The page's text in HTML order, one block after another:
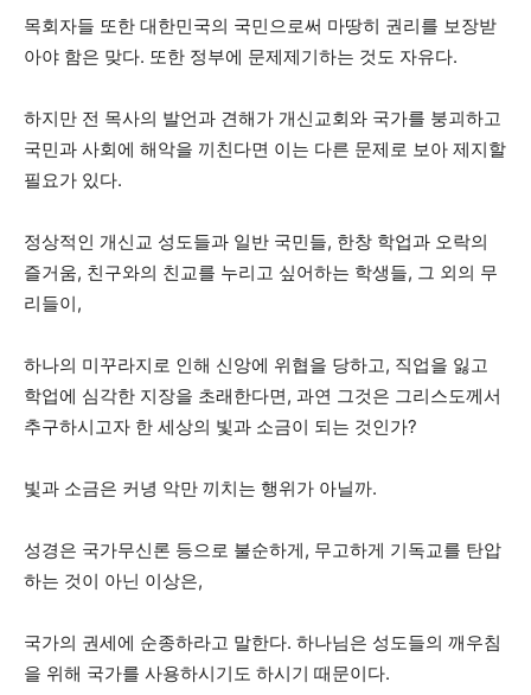
목회자들 또한 대한민국의 국민으로써 마땅히 권리를 보장받
아야 함은 맞다. 또한 정부에 문제제기하는 것도 자유다.
하지만 전 목사의 발언과 견해가 개신교회와 국가를 붕괴하고
국민과 사회에 해악을 끼친다면 이는 다른 문제로 보아 제지할
필요가 있다.
정상적인 개신교 성도들과 일반 국민들, 한창 학업과 오락의
즐거움, 친구와의 친교를 누리고 싶어하는 학생들, 그 외의 무
리들이,
하나의 미꾸라지로 인해 신앙에 위협을 당하고, 직업을 잃고
학업에 심각한 지장을 초래한다면, 과연 그것은 그리스도께서
추구하시고자 한 세상의 빛과 소금이 되는 것인가?
빛과 소금은 커녕 악만 끼치는 행위가 아닐까.
성경은 국가무신론 등으로 불순하게, 무고하게 기독교를 탄압
하는 것이 아닌 이상은,
국가의 권세에 순종하라고 말한다. 하나님은 성도들의 깨우침
을 위해 국가를 사용하시기도 하시기 때문이다.